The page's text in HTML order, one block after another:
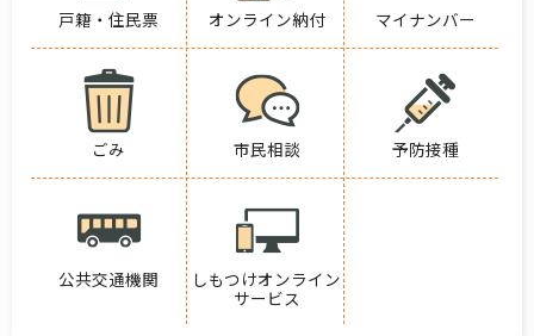
戸籍・住民票 オンライン納付 マイナンバー
ごみ 市民相談 予防接種
公共交通機関
しもつけオンライン
サービス